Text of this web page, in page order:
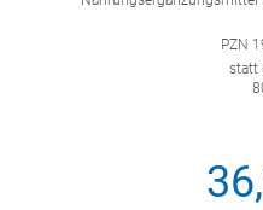
PZN
statt